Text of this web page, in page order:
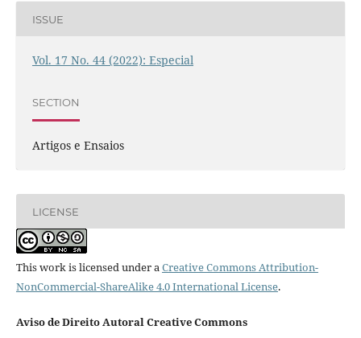
ISSUE
Vol. 17 No. 44 (2022): Especial
SECTION
Artigos e Ensaios
LICENSE
This work is licensed under aCreative Commons Attribution-
NonCommercial-ShareAlike 4.0 International License.
Aviso de Direito Autoral Creative Commons